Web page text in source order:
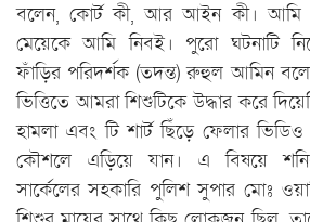
বলেন, কোর্ট কী, আর আইন কী। আমি
মেয়েকে আমি নিবই। পুরো ঘটনাটি
ফাঁড়ির পরিদর্শক (তদন্ত) রুহুল আমিন
ভিত্তিতে আমরা শিশুটিকে উদ্ধার করে
হামলা এবং টি শার্ট ছিঁড়ে ফেলার
কৌশলে এড়িয়ে যান। এ বিষয়ে
সার্কেলের সহকারি পুলিশ সুপার মোঃ